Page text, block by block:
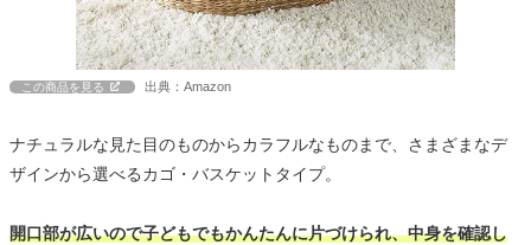
この商品を見る 出典：Amazon
ナチュラルな見た目のものからカラフルなものまで、さまざまなデ
ザインから選べるカゴ・バスケットタイプ。
開口部が広いので子どもでもかんたんに片づけられ、中身を確認し